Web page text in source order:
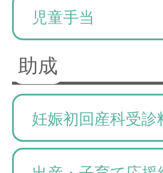
児童手当
助成
妊娠初回産科受診